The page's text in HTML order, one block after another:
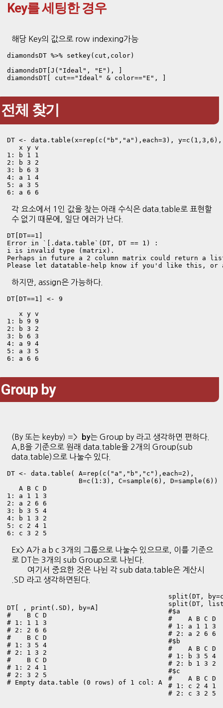
Key를 세팅한 경우
해당 Key의 값으로 row indexing가능
diamondsDT %>% setkey(cut,color)
diamondsDT[J("Ideal", "E"), ]
diamondsDT[ cut=="Ideal" & color=="E", ]
전체 찾기
DT <- data.table(x=rep(c("b","a"),each=3),
   x y v
1: b 1 1
2: b 3 2
3: b 6 3
4: a 1 4
5: a 3 5
6: a 6 6
각 요소에서 1인 값을 찾는 아래 수식은 data.table로 표현할
수 없기 때문에, 일단 에러가 난다.
DT[DT==1]
Error in `[.data.table`(DT, DT == 1) :
i is invalid type (matrix).
Perhaps in future a 2 column matrix could return a
Please let datatable-help know if you'd like this, or
하지만, assign은 가능하다.
DT[DT==1] <- 9
   x y v
1: b 9 9
2: b 3 2
3: b 6 3
4: a 9 4
5: a 3 5
6: a 6 6
Group by
(By 또는 keyby) => by는 Group by 라고 생각하면 편하다.
A,B을 기준으로 원래 data.table을 2개의 Group(sub
data.table)으로 나눌수 있다.
DT <- data.table( A=rep(c("a","b","c"),each=2),
                  B=c(1:3), C=sample(6), D=sample(6))
   A B C D
1: a 1 1 3
2: a 2 6 6
3: b 3 5 4
4: b 1 3 2
5: c 2 4 1
6: c 3 2 5
Ex> A가 a b c 3개의 그룹으로 나눌수 있으므로, 이를 기준으
로 DT는 3개의 sub Group으로 나뉜다.
여기서 중요한 것은 나뉜 각 sub data.table은 계산시
.SD 라고 생각하면된다.
DT[ , print(.SD), by=A]
#    B C D
# 1: 1 1 3
# 2: 2 6 6
#    B C D
# 1: 3 5 4
# 2: 1 3 2
#    B C D
# 1: 2 4 1
# 2: 3 2 5
# Empty data.table (0 rows) of 1 col: A
split(DT,
split(DT,
#$a
#    A B C D
# 1: a 1 1 3
# 2: a 2 6 6
#$b
#    A B C D
# 1: b 3 5 4
# 2: b 1 3 2
#$c
#    A B C D
# 1: c 2 4 1
# 2: c 3 2 5